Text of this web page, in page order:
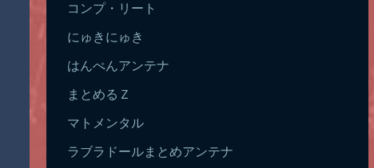
コンプ・リート
にゅきにゅき
はんぺんアンテナ
まとめるＺ
マトメンタル
ラブラドールまとめアンテナ